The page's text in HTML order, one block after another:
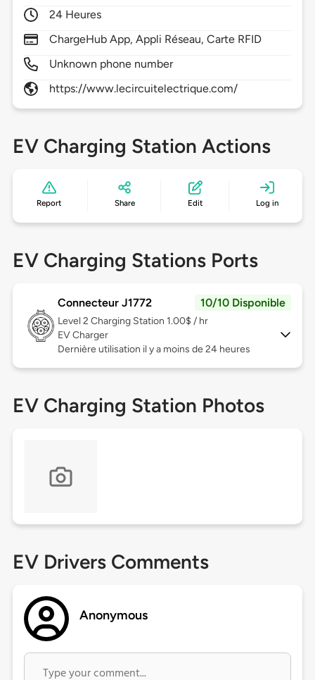
24 Heures
ChargeHub App, Appli Réseau, Carte RFID
Unknown phone number
https://www.lecircuitelectrique.com/
EV Charging Station Actions
Report Share Edit Log in
EV Charging Stations Ports
Connecteur J1772 10/10 Disponible
Level 2 Charging Station 1.00$ / hr
EV Charger
Dernière utilisation il y a moins de 24 heures
EV Charging Station Photos
EV Drivers Comments
Anonymous